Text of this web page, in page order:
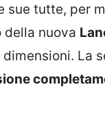
sue tutte, per
nuova
La